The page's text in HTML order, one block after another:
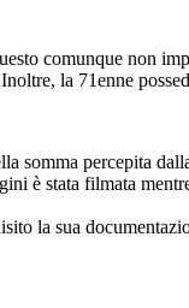
comunque non
la 71enne
somma percepita
è stata filmata
la sua